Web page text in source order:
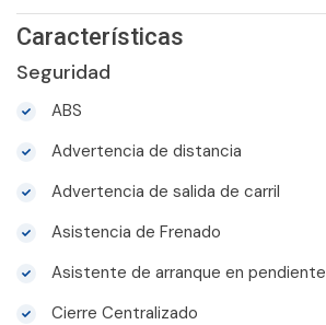
Características
Seguridad
ABS
Advertencia de distancia
Advertencia de salida de carril
Asistencia de Frenado
Asistente de arranque en pendiente
Cierre Centralizado